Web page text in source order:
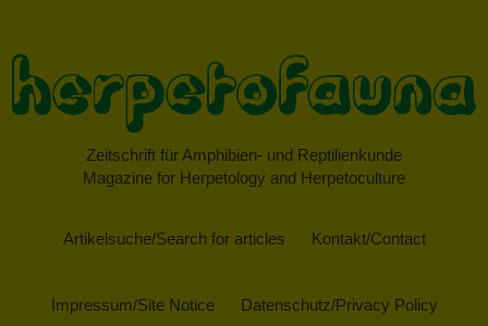
Zeitschrift für Amphibien- und Reptilienkunde
Magazine for Herpetology and Herpetoculture
Artikelsuche/Search for articles Kontakt/Contact
Impressum/Site Notice Datenschutz/Privacy Policy